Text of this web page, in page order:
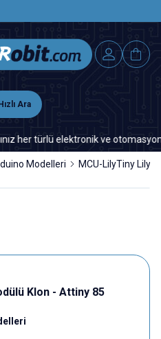
Ara
her türlü elektronik ve otomasyon
Modelleri MCU-LilyTiny
Klon - Attiny 85